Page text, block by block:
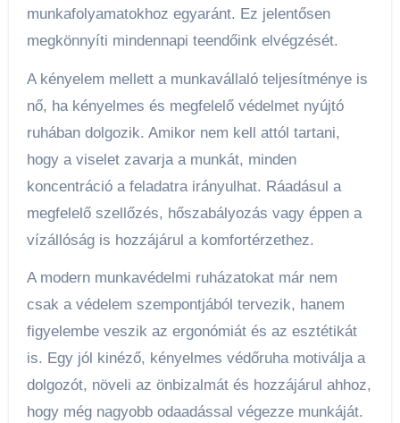
munkafolyamatokhoz egyaránt. Ez jelentősen
megkönnyíti mindennapi teendőink elvégzését.
A kényelem mellett a munkavállaló teljesítménye is
nő, ha kényelmes és megfelelő védelmet nyújtó
ruhában dolgozik. Amikor nem kell attól tartani,
hogy a viselet zavarja a munkát, minden
koncentráció a feladatra irányulhat. Ráadásul a
megfelelő szellőzés, hőszabályozás vagy éppen a
vízállóság is hozzájárul a komfortérzethez.
A modern munkavédelmi ruházatokat már nem
csak a védelem szempontjából tervezik, hanem
figyelembe veszik az ergonómiát és az esztétikát
is. Egy jól kinéző, kényelmes védőruha motiválja a
dolgozót, növeli az önbizalmát és hozzájárul ahhoz,
hogy még nagyobb odaadással végezze munkáját.